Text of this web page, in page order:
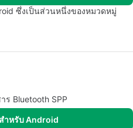
ซึ่งเป็นส่วนหนึ่งของหมวดหมู่
ร Bluetooth SPP
ำหรับ Android